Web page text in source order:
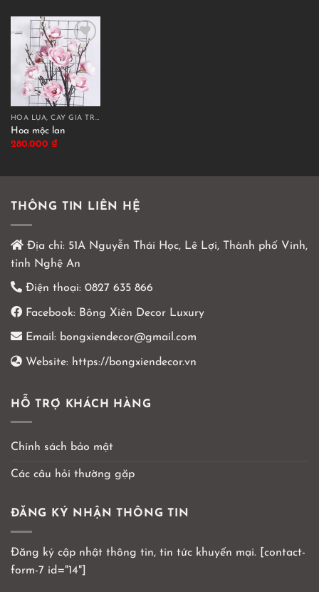
HOA LỤA, CÂY GIẢ TRANG TRÍ CAO CẤP
Hoa mộc lan
280.000 ₫
THÔNG TIN LIÊN HỆ
Địa chỉ: 51A Nguyễn Thái Học, Lê Lợi, Thành phố Vinh,
tỉnh Nghệ An
Điện thoại: 0827 635 866
Facebook: Bông Xiên Decor Luxury
Email: bongxiendecor@gmail.com
Website: https://bongxiendecor.vn
HỖ TRỢ KHÁCH HÀNG
Chính sách bảo mật
Các câu hỏi thường gặp
ĐĂNG KÝ NHẬN THÔNG TIN
Đăng ký cập nhật thông tin, tin tức khuyến mại. [contact-
form-7 id="14"]